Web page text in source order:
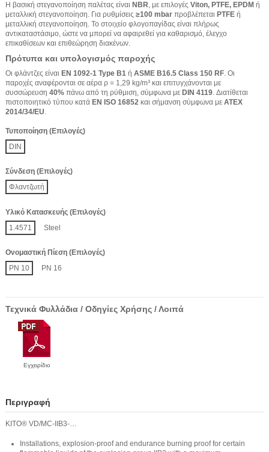
Η βασική στεγανοποίηση παλέτας είναι NBR, με επιλογές Viton, PTFE, EPDM ή
μεταλλική στεγανοποίηση. Για ρυθμίσεις ≥100 mbar προβλέπεται PTFE ή
μεταλλική στεγανοποίηση. Το στοιχείο φλογοπαγίδας είναι πλήρως
αντικαταστάσιμο, ώστε να μπορεί να αφαιρεθεί για καθαρισμό, έλεγχο
επικαθίσεων και επιθεώρηση διακένων.
Πρότυπα και υπολογισμός παροχής
Οι φλάντζες είναι EN 1092-1 Type B1 ή ASME B16.5 Class 150 RF. Οι
παροχές αναφέρονται σε αέρα ρ = 1,29 kg/m³ και επιτυγχάνονται με
συσσώρευση 40% πάνω από τη ρύθμιση, σύμφωνα με DIN 4119. Διατίθεται
πιστοποιητικό τύπου κατά EN ISO 16852 και σήμανση σύμφωνα με ATEX
2014/34/EU.
Τυποποίηση (Επιλογές)
DIN
Σύνδεση (Επιλογές)
Φλαντζωτή
Υλικό Κατασκευής (Επιλογές)
1.4571
Steel
Ονομαστική Πίεση (Επιλογές)
PN 10
PN 16
Τεχνικά Φυλλάδια / Οδηγίες Χρήσης / Λοιπά
Εγχειρίδιο
Περιγραφή
KITO® VD/MC-IIB3-…
Installations, explosion-proof and endurance burning proof for certain